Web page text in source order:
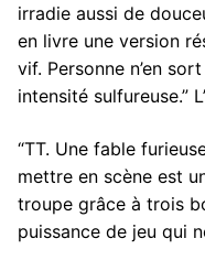
irradie aussi de
en livre une version
vif. Personne n’en
intensité sulfureuse.”
“TT. Une fable
mettre en scène est
troupe grâce à trois
puissance de jeu qui